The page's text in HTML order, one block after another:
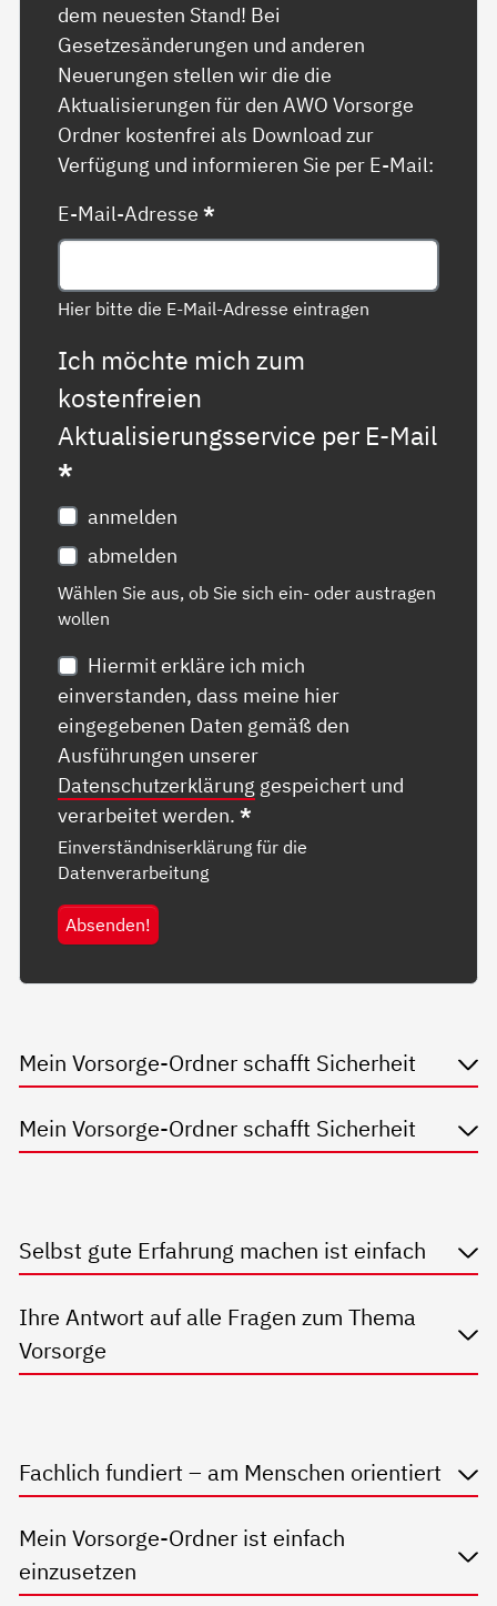
dem neuesten Stand! Bei
Gesetzesänderungen und anderen
Neuerungen stellen wir die die
Aktualisierungen für den AWO Vorsorge
Ordner kostenfrei als Download zur
Verfügung und informieren Sie per E-Mail:
E-Mail-Adresse*
Hier bitte die E-Mail-Adresse eintragen
Ich möchte mich zum
kostenfreien
Aktualisierungsservice per E-Mail
*
anmelden
abmelden
Wählen Sie aus, ob Sie sich ein- oder austragen
wollen
Hiermit erkläre ich mich
einverstanden, dass meine hier
eingegebenen Daten gemäß den
Ausführungen unserer
Datenschutzerklärung gespeichert und
verarbeitet werden.*
Einverständniserklärung für die
Datenverarbeitung
Absenden!
Mein Vorsorge-Ordner schafft Sicherheit
Mein Vorsorge-Ordner schafft Sicherheit
Selbst gute Erfahrung machen ist einfach
Ihre Antwort auf alle Fragen zum Thema
Vorsorge
Fachlich fundiert – am Menschen orientiert
Mein Vorsorge-Ordner ist einfach
einzusetzen